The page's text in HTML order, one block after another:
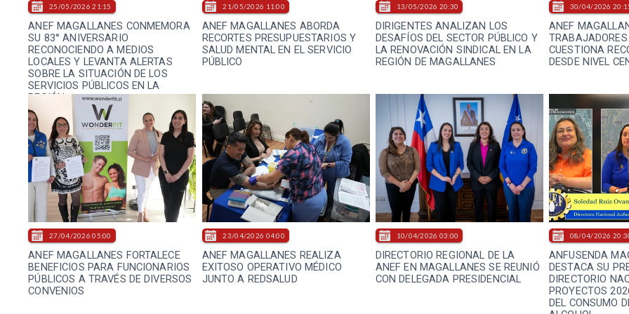
ANEF MAGALLANES CONMEMORA
SU 83° ANIVERSARIO
RECONOCIENDO A MEDIOS
LOCALES Y LEVANTA ALERTAS
SOBRE LA SITUACIÓN DE LOS
SERVICIOS PÚBLICOS EN LA
REGIÓN
25/05/2026 21:15
ANEF MAGALLANES ABORDA
RECORTES PRESUPUESTARIOS Y
SALUD MENTAL EN EL SERVICIO
PÚBLICO
21/05/2026 11:00
DIRIGENTES ANALIZAN LOS
DESAFÍOS DEL SECTOR PÚBLICO Y
LA RENOVACIÓN SINDICAL EN LA
REGIÓN DE MAGALLANES
13/05/2026 20:30
ANEF
CUESTIONA
DESDE NIVEL
30/04/2026
ANEF MAGALLANES FORTALECE
BENEFICIOS PARA FUNCIONARIOS
PÚBLICOS A TRAVÉS DE DIVERSOS
CONVENIOS
27/04/2026 05:00
ANEF MAGALLANES REALIZA
EXITOSO OPERATIVO MÉDICO
JUNTO A REDSALUD
23/04/2026 04:00
DIRECTORIO REGIONAL DE LA
ANEF EN MAGALLANES SE REUNIÓ
CON DELEGADA PRESIDENCIAL
10/04/2026 03:00
ANFUSENDA
DESTACA SU
DIRECTORIO
PROYECTOS
DEL CONSUMO
08/04/2026